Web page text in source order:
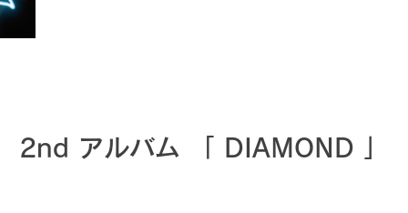
2nd アルバム 「 DIAMOND 」